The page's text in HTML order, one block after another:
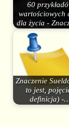
60
wartościowych
dla życia -
Znaczenie
to jest,
definicja) -